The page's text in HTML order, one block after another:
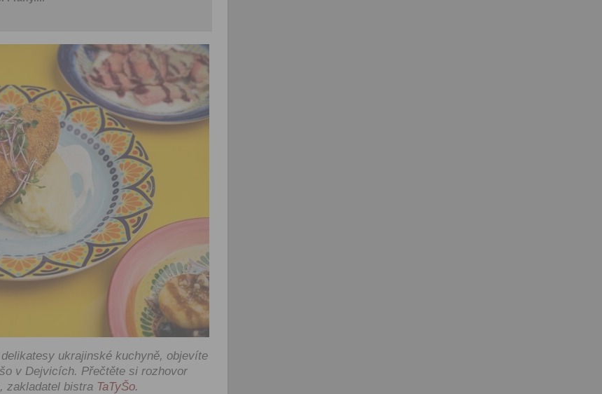
ukrajinské kuchyně, objevíte
v Dejvicích. Přečtěte si rozhovor
zakladatel bistra TaTyŠo.
základních funkcí. Souhlas je udělen po
dobu existence uživatelského účtu až do
jeho odstranění, nebo do odvolání
Vašeho souhlasu se zpracováním
osobních údajů pro tento účel.
Newsletter:
Správcem, zejména marketingových
materiálů a pozvánek na akce v Praze.
do odvolání Vašeho souhlasu se
zpracováním osobních údajů pro tento
účel.
Vyplněním a odesláním tohoto
formuláře potvrzujete, že jste starší 16
let.
Vyplněním a odesláním tohoto
formuláře rovněž potvrzujete, že jste
si přečetl(a)